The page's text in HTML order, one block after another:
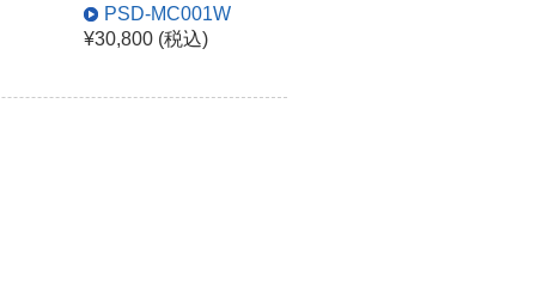
PSD-MC001W
¥30,800 (税込)